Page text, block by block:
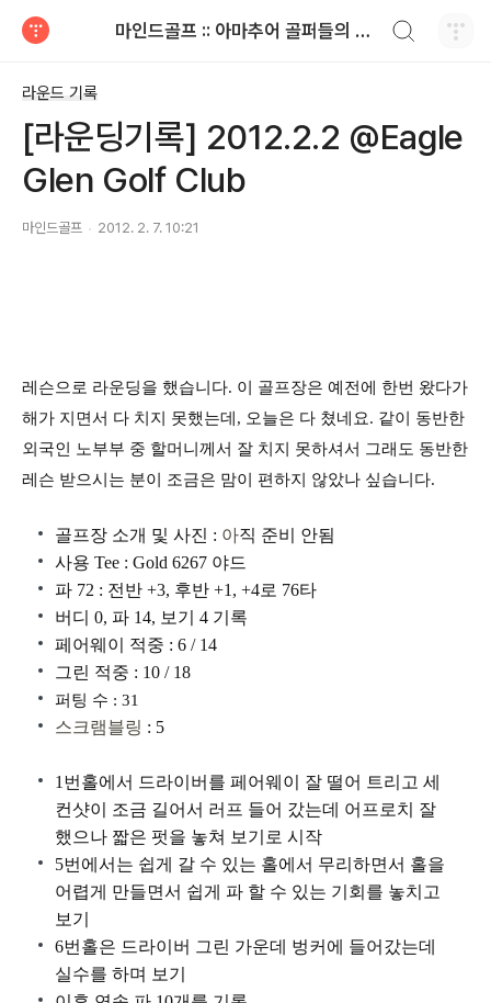
마인드골프 :: 아마추어 골퍼들의 공감 골프 이야기
라운드 기록
[라운딩기록] 2012.2.2 @Eagle
Glen Golf Club
마인드골프 2012. 2. 7. 10:21
레슨으로 라운딩을 했습니다. 이 골프장은 예전에 한번 왔다가
해가 지면서 다 치지 못했는데, 오늘은 다 쳤네요. 같이 동반한
외국인 노부부 중 할머니께서 잘 치지 못하셔서 그래도 동반한
레슨 받으시는 분이 조금은 맘이 편하지 않았나 싶습니다.
골프장 소개 및 사진 : 아직 준비 안됨
사용 Tee : Gold 6267 야드
파 72 : 전반 +3, 후반 +1, +4로 76타
버디 0, 파 14, 보기 4 기록
페어웨이 적중 : 6 / 14
그린 적중 : 10 / 18
퍼팅 수 : 31
스크램블링 : 5
1번홀에서 드라이버를 페어웨이 잘 떨어 트리고 세
컨샷이 조금 길어서 러프 들어 갔는데 어프로치 잘
했으나 짧은 펏을 놓쳐 보기로 시작
5번에서는 쉽게 갈 수 있는 홀에서 무리하면서 홀을
어렵게 만들면서 쉽게 파 할 수 있는 기회를 놓치고
보기
6번홀은 드라이버 그린 가운데 벙커에 들어갔는데
실수를 하며 보기